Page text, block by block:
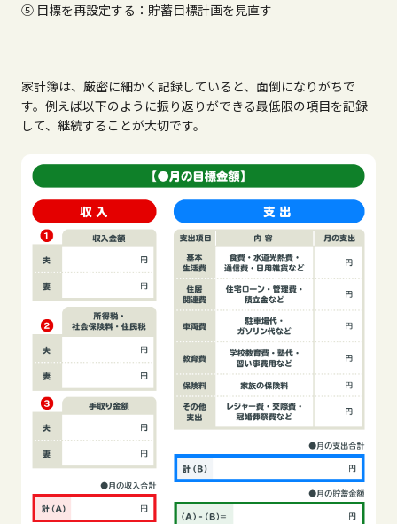
⑤ 目標を再設定する：貯蓄目標計画を見直す
家計簿は、厳密に細かく記録していると、面倒になりがちで
す。例えば以下のように振り返りができる最低限の項目を記録
して、継続することが大切です。